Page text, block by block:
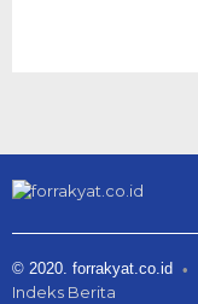
© 2020. forrakyat.co.id
Indeks Berita